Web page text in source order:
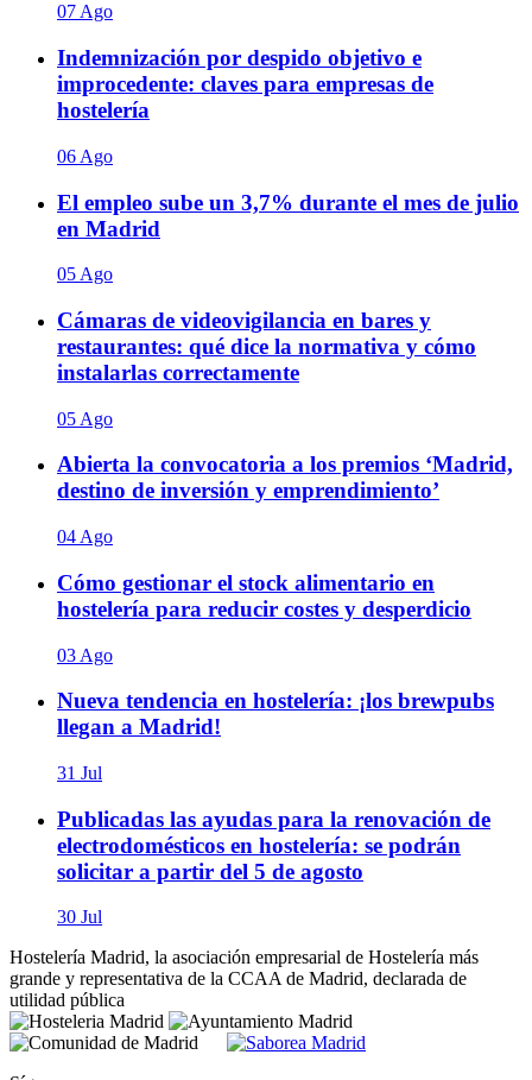
07 Ago
Indemnización por despido objetivo e
improcedente: claves para empresas de
hostelería
06 Ago
El empleo sube un 3,7% durante el mes de julio
en Madrid
05 Ago
Cámaras de videovigilancia en bares y
restaurantes: qué dice la normativa y cómo
instalarlas correctamente
05 Ago
Abierta la convocatoria a los premios ‘Madrid,
destino de inversión y emprendimiento’
04 Ago
Cómo gestionar el stock alimentario en
hostelería para reducir costes y desperdicio
03 Ago
Nueva tendencia en hostelería: ¡los brewpubs
llegan a Madrid!
31 Jul
Publicadas las ayudas para la renovación de
electrodomésticos en hostelería: se podrán
solicitar a partir del 5 de agosto
30 Jul
Hostelería Madrid, la asociación empresarial de Hostelería más
grande y representativa de la CCAA de Madrid, declarada de
utilidad pública